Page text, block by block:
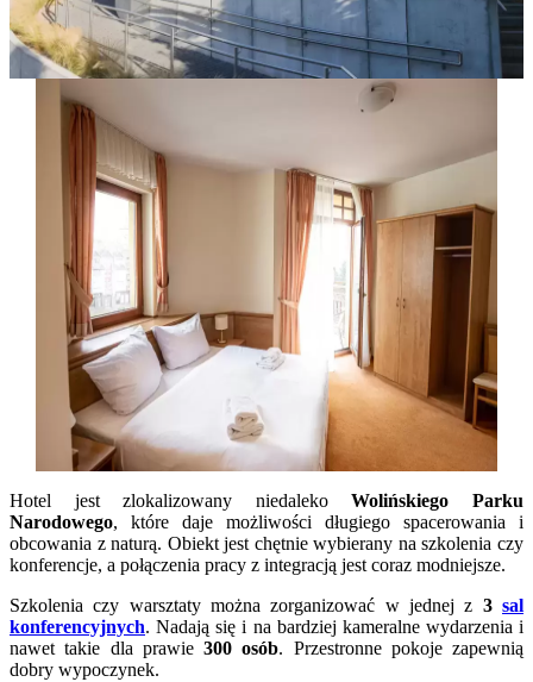
Hotel jest zlokalizowany niedalekoWolińskiego Parku
Narodowego, które daje możliwości długiego spacerowania i
obcowania z naturą. Obiekt jest chętnie wybierany na szkolenia czy
konferencje, a połączenia pracy z integracją jest coraz modniejsze.
Szkolenia czy warsztaty można zorganizować w jednej z 3sal
konferencyjnych. Nadają się i na bardziej kameralne wydarzenia i
nawet takie dla prawie 300 osób. Przestronne pokoje zapewnią
dobry wypoczynek.